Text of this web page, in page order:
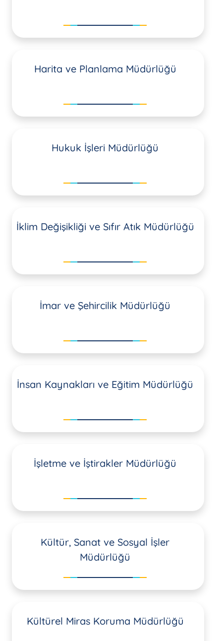
Harita ve Planlama Müdürlüğü
Hukuk İşleri Müdürlüğü
İklim Değişikliği ve Sıfır Atık Müdürlüğü
İmar ve Şehircilik Müdürlüğü
İnsan Kaynakları ve Eğitim Müdürlüğü
İşletme ve İştirakler Müdürlüğü
Kültür, Sanat ve Sosyal İşler
Müdürlüğü
Kültürel Miras Koruma Müdürlüğü